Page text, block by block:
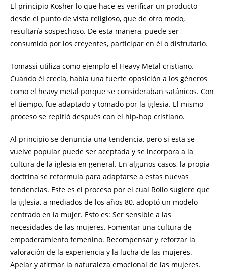
El principio Kosher lo que hace es verificar un producto
desde el punto de vista religioso, que de otro modo,
resultaría sospechoso. De esta manera, puede ser
consumido por los creyentes, participar en él o disfrutarlo.
Tomassi utiliza como ejemplo el Heavy Metal cristiano.
Cuando él crecía, había una fuerte oposición a los géneros
como el heavy metal porque se consideraban satánicos. Con
el tiempo, fue adaptado y tomado por la iglesia. El mismo
proceso se repitió después con el hip-hop cristiano.
Al principio se denuncia una tendencia, pero si esta se
vuelve popular puede ser aceptada y se incorpora a la
cultura de la iglesia en general. En algunos casos, la propia
doctrina se reformula para adaptarse a estas nuevas
tendencias. Este es el proceso por el cual Rollo sugiere que
la iglesia, a mediados de los años 80, adoptó un modelo
centrado en la mujer. Esto es: Ser sensible a las
necesidades de las mujeres. Fomentar una cultura de
empoderamiento femenino. Recompensar y reforzar la
valoración de la experiencia y la lucha de las mujeres.
Apelar y afirmar la naturaleza emocional de las mujeres.